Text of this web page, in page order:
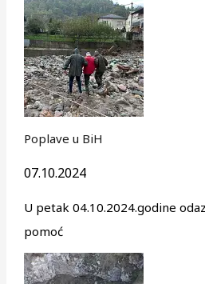
Poplave u BiH
07.10.2024
U petak 04.10.2024.godine
pomoć